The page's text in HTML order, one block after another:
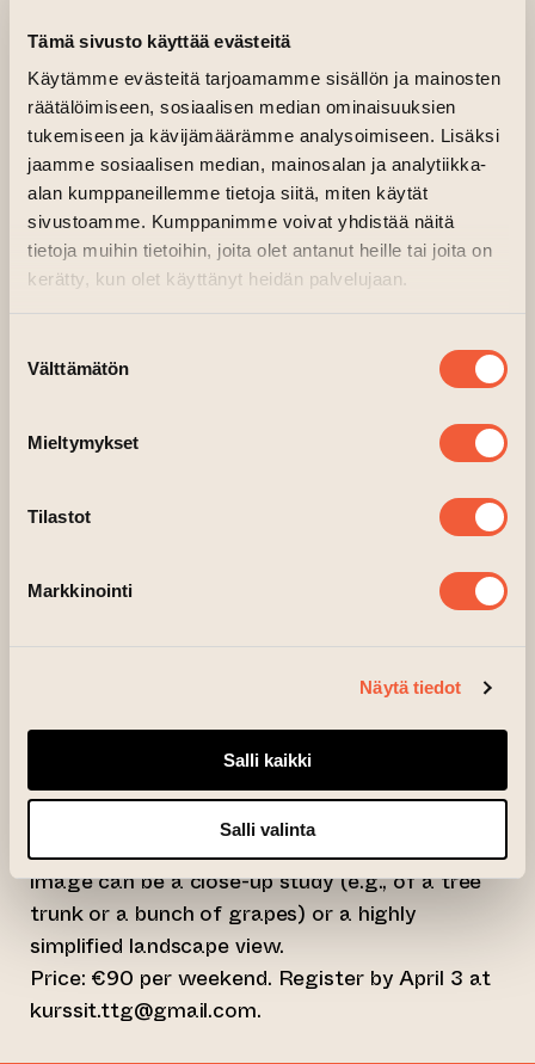
Tämä sivusto käyttää evästeitä
Käytämme evästeitä tarjoamamme sisällön ja mainosten
räätälöimiseen, sosiaalisen median ominaisuuksien
tukemiseen ja kävijämäärämme analysoimiseen. Lisäksi
jaamme sosiaalisen median, mainosalan ja analytiikka-
alan kumppaneillemme tietoja siitä, miten käytät
sivustoamme. Kumppanimme voivat yhdistää näitä
tietoja muihin tietoihin, joita olet antanut heille tai joita on
kerätty, kun olet käyttänyt heidän palvelujaan.
valinta
Välttämätön
Mieltymykset
Tilastot
Markkinointi
Näytä tiedot
Salli kaikki
Salli valinta
April 17–19. Woodblock printing
Instructor Teija Lehto
techniques for color woodcut printing: using
multiple blocks and using a single block. You
can choose either of these two techniques. In
the multiple block technique, different colors
technique, the same block is worked on
As time is limited, the size of the work cannot
be very large, maximum A4. If your hands are
PVC tiles are available.
The strength of the woodcut technique lies in
simplifying the image, so think of an image
that does not have too many details. The
image can be a close-up study (e.g., of a tree
trunk or a bunch of grapes) or a highly
simplified landscape view.
Price: €90 per weekend. Register by April 3 at
kurssit.ttg@gmail.com.